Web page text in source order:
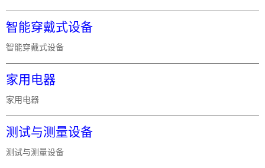
智能穿戴式设备
智能穿戴式设备
家用电器
家用电器
测试与测量设备
测试与测量设备